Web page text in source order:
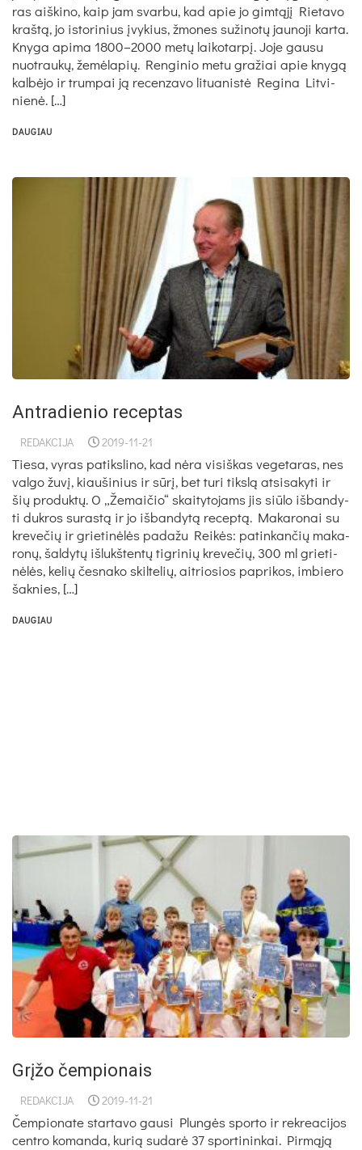
ras aiš­ki­no, kaip jam svar­bu, kad apie jo gim­tą­jį Rie­ta­vo
kraš­tą, jo is­to­ri­nius įvy­kius, žmo­nes su­ži­no­tų jau­no­ji kar­ta.
Kny­ga api­ma 1800–2000 me­tų lai­ko­tar­pį. Jo­je gau­su
nuo­trau­kų, že­mė­la­pių. Ren­gi­nio me­tu gra­žiai apie kny­gą
kal­bė­jo ir trum­pai ją re­cen­za­vo li­tua­nis­tė Re­gi­na Lit­vi­
nie­nė. […]
DAUGIAU
Antradienio receptas
REDAKCIJA 2019-11-21
Tie­sa, vy­ras pa­tiks­li­no, kad nė­ra vi­siš­kas ve­ge­ta­ras, nes
val­go žu­vį, kiau­ši­nius ir sū­rį, bet tu­ri tiks­lą at­si­sa­ky­ti ir
šių pro­duk­tų. O „Že­mai­čio“ skai­ty­to­jams jis siū­lo iš­ban­dy­
ti duk­ros su­ras­tą ir jo iš­ban­dy­tą re­cep­tą. Ma­ka­ro­nai su
kre­ve­čių ir grie­ti­nė­lės pa­da­žu Rei­kės: pa­tin­kan­čių ma­ka­
ro­nų, šal­dy­tų iš­lukš­ten­tų tig­ri­nių kre­ve­čių, 300 ml grie­ti­
nė­lės, ke­lių čes­na­ko skil­te­lių, ait­rio­sios pa­pri­kos, im­bie­ro
šak­nies, […]
DAUGIAU
Grįžo čempionais
REDAKCIJA 2019-11-21
Čem­pio­na­te star­ta­vo gau­si Plun­gės spor­to ir rek­rea­ci­jos
cent­ro ko­man­da, ku­rią su­da­rė 37 spor­ti­nin­kai. Pir­mą­ją